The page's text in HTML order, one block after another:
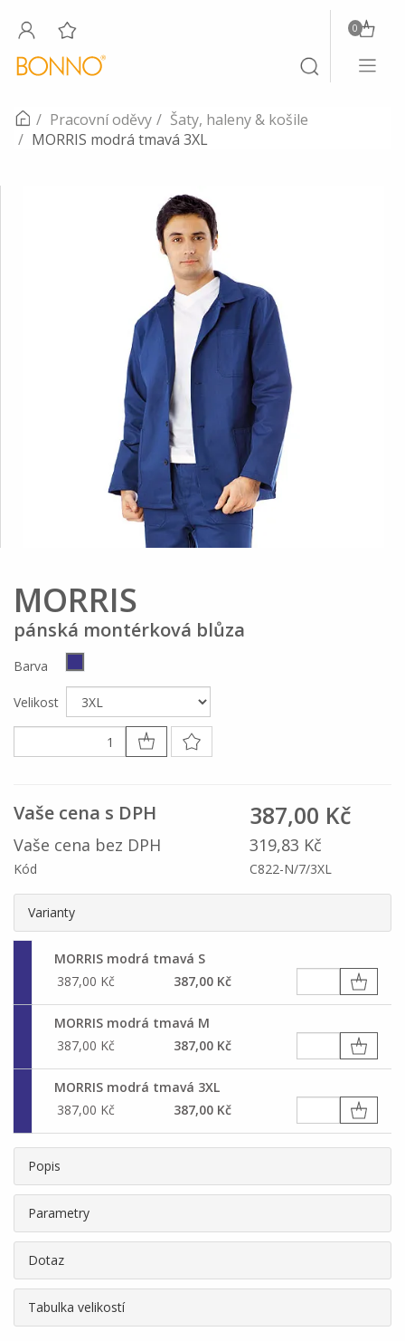
Toggle
search
0
Toggle
Pracovní oděvy
Šaty, haleny & košile
MORRIS modrá tmavá 3XL
MORRIS
pánská montérková blůza
Barva
Velikost
Vaše cena s DPH 387,00 Kč
Vaše cena bez DPH 319,83 Kč
Kód C822-N/7/3XL
Varianty
MORRIS modrá tmavá S
387,00 Kč
387,00 Kč
MORRIS modrá tmavá M
387,00 Kč
387,00 Kč
MORRIS modrá tmavá 3XL
387,00 Kč
387,00 Kč
Popis
Parametry
Dotaz
Tabulka velikostí